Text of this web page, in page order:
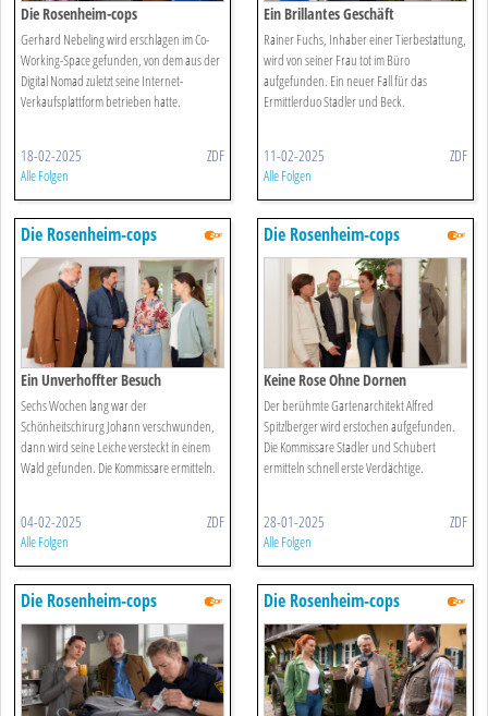
Die Rosenheim-cops
Gerhard Nebeling wird erschlagen im Co-
Working-Space gefunden, von dem aus der
Digital Nomad zuletzt seine Internet-
Verkaufsplattform betrieben hatte.
18-02-2025 ZDF
Alle Folgen
Ein Brillantes Geschäft
Rainer Fuchs, Inhaber einer Tierbestattung,
wird von seiner Frau tot im Büro
aufgefunden. Ein neuer Fall für das
Ermittlerduo Stadler und Beck.
11-02-2025 ZDF
Alle Folgen
Die Rosenheim-cops
Ein Unverhoffter Besuch
Sechs Wochen lang war der
Schönheitschirurg Johann verschwunden,
dann wird seine Leiche versteckt in einem
Wald gefunden. Die Kommissare ermitteln.
04-02-2025 ZDF
Alle Folgen
Die Rosenheim-cops
Keine Rose Ohne Dornen
Der berühmte Gartenarchitekt Alfred
Spitzlberger wird erstochen aufgefunden.
Die Kommissare Stadler und Schubert
ermitteln schnell erste Verdächtige.
28-01-2025 ZDF
Alle Folgen
Die Rosenheim-cops Die Rosenheim-cops